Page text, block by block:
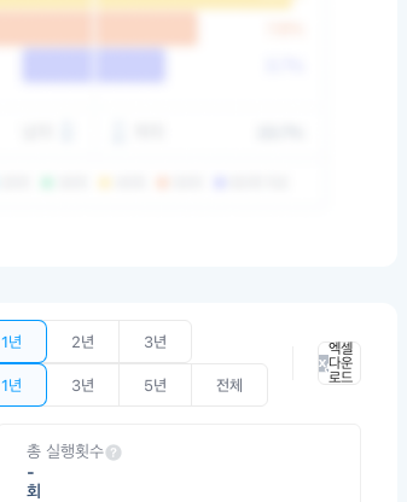
1년 2년 3년
1년 3년 5년 전체
엑셀
다운
로드
총 실행횟수
-
회